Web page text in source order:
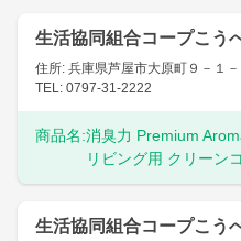
生活協同組合コープこう
住所: 兵庫県芦屋市大原町９－１
TEL: 0797-31-2222
商品名:消臭力 Premium
リビング用 クリーン
生活協同組合コープこう